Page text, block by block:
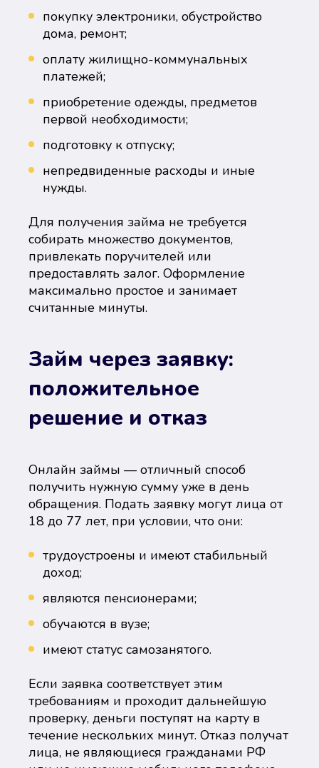
покупку электроники, обустройство
дома, ремонт;
оплату жилищно-коммунальных
платежей;
приобретение одежды, предметов
первой необходимости;
подготовку к отпуску;
непредвиденные расходы и иные
нужды.
Для получения займа не требуется
собирать множество документов,
привлекать поручителей или
предоставлять залог. Оформление
максимально простое и занимает
считанные минуты.
Займ через заявку:
положительное
решение и отказ
Онлайн займы — отличный способ
получить нужную сумму уже в день
обращения. Подать заявку могут лица от
18 до 77 лет, при условии, что они:
трудоустроены и имеют стабильный
доход;
являются пенсионерами;
обучаются в вузе;
имеют статус самозанятого.
Если заявка соответствует этим
требованиям и проходит дальнейшую
проверку, деньги поступят на карту в
течение нескольких минут. Отказ получат
лица, не являющиеся гражданами РФ